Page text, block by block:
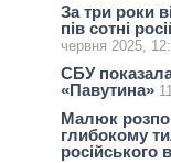
За три роки
пів сотні
червня 2025,
СБУ
«Павутина»
Малюк
глибокому
російського